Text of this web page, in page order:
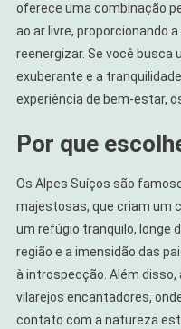
oferece uma combinação
ao ar livre, proporcionando
reenergizar. Se você busca
exuberante e a
experiência de bem-estar,
Por que
Os Alpes Suíços são
majestosas, que criam um
um refúgio tranquilo, longe
região e a imensidão das
à introspecção. Além disso,
vilarejos encantadores,
contato com a natureza